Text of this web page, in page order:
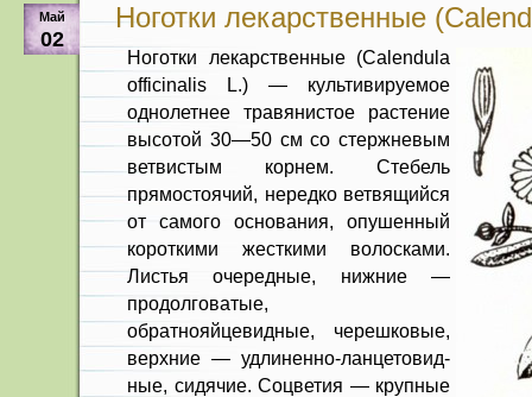
Май
02
Ноготки лекарственные
Ноготки лекарственные (Calendula
officinalis L.) — культивируемое
однолетнее травянис­тое растение
высотой 30—50 см со стержневым
ветвистым корнем. Сте­бель
прямостоячий, нередко ветвящий­ся
от самого основания, опушенный
короткими жесткими волосками.
Листья очередные, нижние —
продол­говатые,
обратнояйцевидные, черешко­вые,
верхние — удлиненно-ланцетовид­
ные, сидячие. Соцветия — крупные